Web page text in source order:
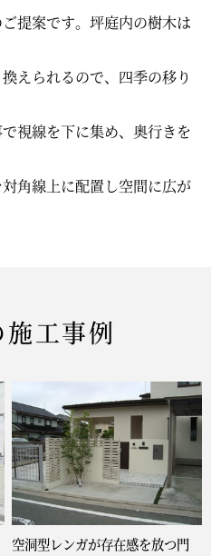
提案です。坪庭内の樹木は
えられるので、四季の移り
視線を下に集め、奥行きを
角線上に配置し空間に広が
工事例
空洞型レンガが存在感を放つ門